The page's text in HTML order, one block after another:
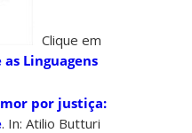
Clique em
Linguagens
por justiça:
. In: Atilio Butturi